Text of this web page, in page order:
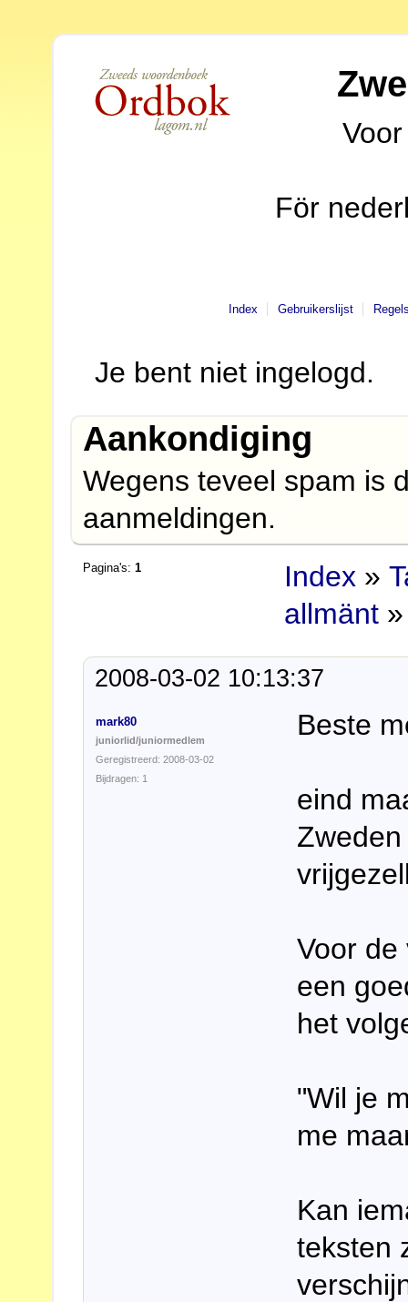
För
Index Gebruikerslijst
Je bent niet ingelogd.
Aankondiging
Wegens teveel spam is
aanmeldingen.
Pagina's:1 Index »
allmänt
2008-03-02 10:13:37
mark80
juniorlid/juniormedlem
Geregistreerd: 2008-03-02
Bijdragen: 1
Beste
eind
Voor
een
het
"Wil je
me
Kan
teksten